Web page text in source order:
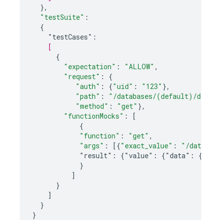
},
"testSuite" :
{
"testCases":
[
{
"expectation" : "ALLOW" ,
"request" :
{
"auth" : {"uid" : "123" },
"path" :
"/databases/(default)/
"method" : "get" },
"functionMocks" :
[
{
"function" : "get" ,
"args" : [{"exact_value" :
"/
"result":
{"value": {"data":
}
]
}
]
}
}